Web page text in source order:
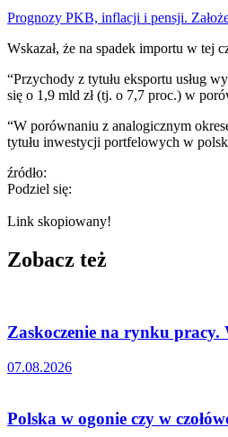
Prognozy PKB, inflacji i pensji.
Wskazał, że na spadek importu w tej
“Przychody z tytułu eksportu usług
się o 1,9 mld zł (tj. o 7,7 proc.) w
“W porównaniu z analogicznym
tytułu inwestycji portfelowych w
źródło:
Podziel się:
Link skopiowany!
Zobacz też
Zaskoczenie na rynku pracy.
07.08.2026
Polska w ogonie czy w